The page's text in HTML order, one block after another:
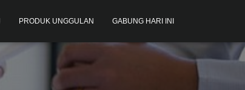
PRODUK UNGGULAN GABUNG HARI INI